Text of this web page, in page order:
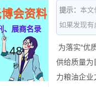
提示： 本文
如果发现有
为落实“优
供给质量为
力粮油企
会资料
、展商名录
48
秒